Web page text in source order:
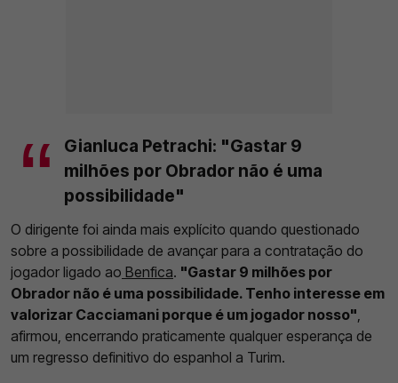
Gianluca Petrachi: "Gastar 9
milhões por Obrador não é uma
possibilidade"
O dirigente foi ainda mais explícito quando questionado
sobre a possibilidade de avançar para a contratação do
jogador ligado ao Benfica. "Gastar 9 milhões por
Obrador não é uma possibilidade. Tenho interesse em
valorizar Cacciamani porque é um jogador nosso"
afirmou, encerrando praticamente qualquer esperança de
um regresso definitivo do espanhol a Turim.